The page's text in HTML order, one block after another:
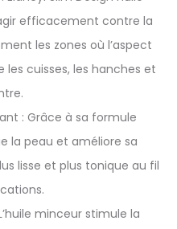
efficacement contre la
les zones où l’aspect
cuisses, les hanches et
: Grâce à sa formule
la peau et améliore sa
lisse et plus tonique au fil
minceur stimule la